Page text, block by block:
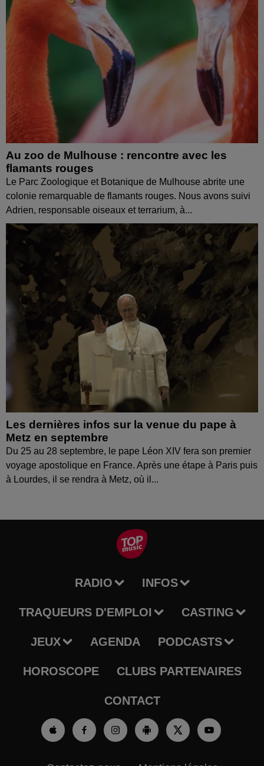
Au zoo de Mulhouse : rencontre avec les
flamants rouges
Le Parc Zoologique et Botanique de Mulhouse abrite une
colonie remarquable de flamants rouges. Nous avons suivi
Adrien, responsable oiseaux et terrarium, à...
Les dernières infos sur la venue du pape à
Metz en septembre
Du 25 au 28 septembre, le pape Léon XIV fera son premier
voyage apostolique en France. Après une étape à Paris puis
à Lourdes, il se rendra à Metz, où il...
RADIO INFOS
TRAQUEURS D'EMPLOI CASTING
JEUX AGENDA PODCASTS
HOROSCOPE CLUBS PARTENAIRES
CONTACT